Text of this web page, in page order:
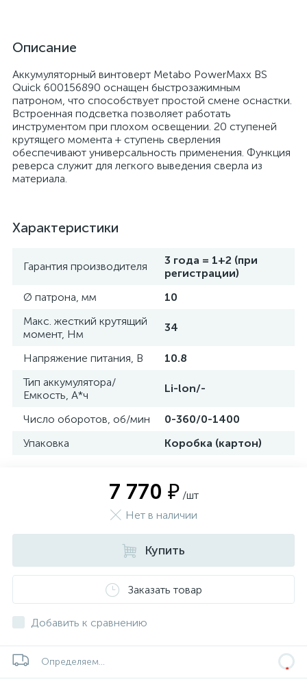
Описание
Аккумуляторный винтоверт Metabo PowerMaxx BS
Quick 600156890 оснащен быстрозажимным
патроном, что способствует простой смене оснастки.
Встроенная подсветка позволяет работать
инструментом при плохом освещении. 20 ступеней
крутящего момента + ступень сверления
обеспечивают универсальность применения. Функция
реверса служит для легкого выведения сверла из
материала.
Характеристики
Гарантия производителя
3 года = 1+2 (при
регистрации)
Ø патрона, мм
10
Макс. жесткий крутящий
момент, Нм
34
Напряжение питания, В
10.8
Тип аккумулятора/
Емкость, А*ч
Li-lon/-
Число оборотов, об/мин
0-360/0-1400
Упаковка
Коробка (картон)
7 770 ₽ /шт
Нет в наличии
Купить
Заказать товар
Добавить к сравнению
Определяем...